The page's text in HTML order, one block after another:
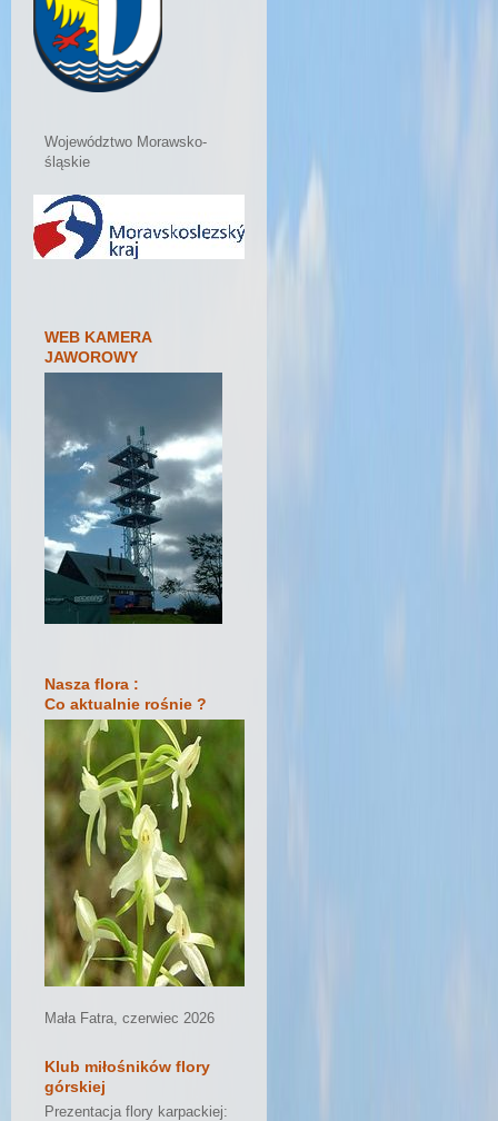
Województwo Morawsko-
śląskie
WEB KAMERA
JAWOROWY
Nasza flora :
Co aktualnie rośnie ?
Mała Fatra, czerwiec 2026
Klub miłośników flory
górskiej
Prezentacja flory karpackiej: